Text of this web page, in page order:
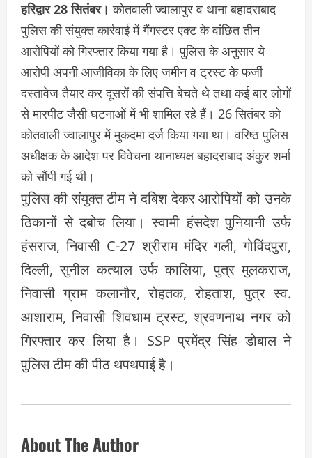
हरिद्वार 28 सितंबर। कोतवाली ज्वालापुर व थाना बहादराबाद
पुलिस की संयुक्त कार्रवाई में गैंगस्टर एक्ट के वांछित तीन
आरोपियों को गिरफ्तार किया गया है। पुलिस के अनुसार ये
आरोपी अपनी आजीविका के लिए जमीन व ट्रस्ट के फर्जी
दस्तावेज तैयार कर दूसरों की संपत्ति बेचते थे तथा कई बार लोगों
से मारपीट जैसी घटनाओं में भी शामिल रहे हैं। 26 सितंबर को
कोतवाली ज्वालापुर में मुकदमा दर्ज किया गया था। वरिष्ठ पुलिस
अधीक्षक के आदेश पर विवेचना थानाध्यक्ष बहादराबाद अंकुर शर्मा
को सौंपी गई थी।
पुलिस की संयुक्त टीम ने दबिश देकर आरोपियों को उनके
ठिकानों से दबोच लिया। स्वामी हंसदेश पुनियानी उर्फ
हंसराज, निवासी C-27 श्रीराम मंदिर गली, गोविंदपुरा,
दिल्ली, सुनील कत्याल उर्फ कालिया, पुत्र मुलकराज,
निवासी ग्राम कलानौर, रोहतक, रोहताश, पुत्र स्व.
आशाराम, निवासी शिवधाम ट्रस्ट, श्रवणनाथ नगर को
गिरफ्तार कर लिया है। SSP प्रमेंद्र सिंह डोबाल ने
पुलिस टीम की पीठ थपथपाई है।
About The Author